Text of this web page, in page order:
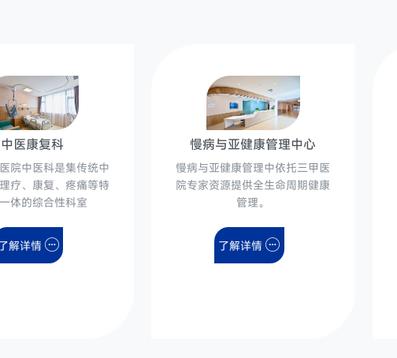
中医康复科
院中医科是集传统中
疗、康复、疼痛等特
体的综合性科室
解详情
慢病与亚健康管理中心
慢病与亚健康管理中依托三甲医
院专家资源提供全生命周期健康
管理。
了解详情